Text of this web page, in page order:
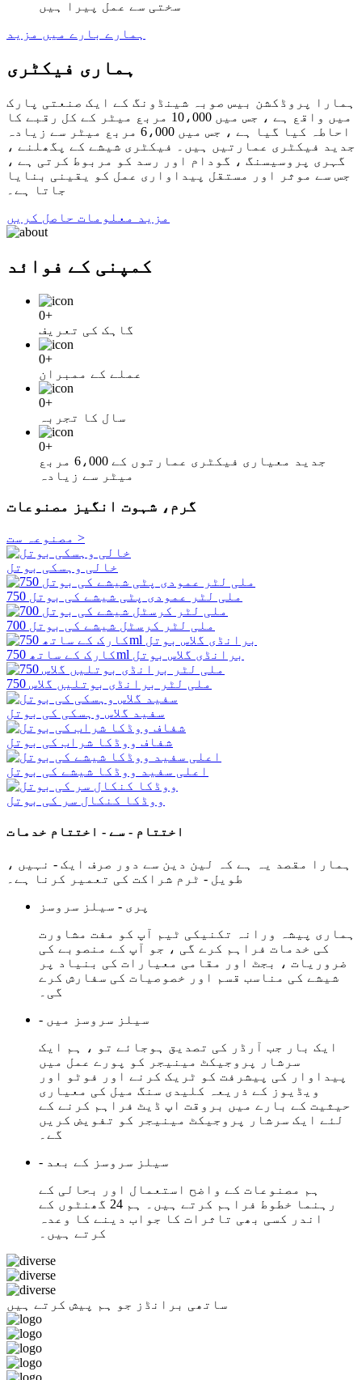
سختی سے عمل پیرا ہیں
ہمارے بارے میں مزید
ہماری فیکٹری
ہمارا پروڈکشن بیس صوبہ شینڈونگ کے ایک صنعتی پارک
میں واقع ہے ، جس میں 10،000 مربع میٹر کے کل رقبے کا
احاطہ کیا گیا ہے ، جس میں 6،000 مربع میٹر سے زیادہ
جدید فیکٹری عمارتیں ہیں۔ فیکٹری شیشے کے پگھلنے ،
گہری پروسیسنگ ، گودام اور رسد کو مربوط کرتی ہے ،
جس سے موثر اور مستقل پیداواری عمل کو یقینی بنایا
جاتا ہے۔
مزید معلومات حاصل کریں
کمپنی کے فوائد
0+
گاہک کی تعریف
0+
عملے کے ممبران
0+
سال کا تجربہ
0+
جدید معیاری فیکٹری عمارتوں کے 6،000 مربع
میٹر سے زیادہ
گرم، شہوت انگیز مصنوعات
مصنوعہ ست >
خالی وہسکی بوتل
750 ملی لٹر عمودی پٹی شیشے کی بوتل
700 ملی لٹر کرسٹل شیشے کی بوتل
کارک کے ساتھ 750ml برانڈی گلاس بوتل
750 ملی لٹر برانڈی بوتلیں گلاس
سفید گلاس وہسکی کی بوتل
شفاف ووڈکا شراب کی بوتل
اعلی سفید ووڈکا شیشے کی بوتل
ووڈکا کنکال سر کی بوتل
اختتام - سے - اختتام خدمات
ہمارا مقصد یہ ہے کہ لین دین سے دور صرف ایک - نہیں ،
طویل - ٹرم شراکت کی تعمیر کرنا ہے۔
پری - سیلز سروسز
ہماری پیشہ ورانہ تکنیکی ٹیم آپ کو مفت مشاورت
کی خدمات فراہم کرے گی ، جو آپ کے منصوبے کی
ضروریات ، بجٹ اور مقامی معیارات کی بنیاد پر
شیشے کی مناسب قسم اور خصوصیات کی سفارش کرے
گی۔
- سیلز سروسز میں
ایک بار جب آرڈر کی تصدیق ہوجائے تو ، ہم ایک
سرشار پروجیکٹ مینیجر کو پورے عمل میں
پیداوار کی پیشرفت کو ٹریک کرنے اور فوٹو اور
ویڈیوز کے ذریعہ کلیدی سنگ میل کی معیاری
حیثیت کے بارے میں بروقت اپ ڈیٹ فراہم کرنے کے
لئے ایک سرشار پروجیکٹ مینیجر کو تفویض کریں
گے۔
- سیلز سروسز کے بعد
ہم مصنوعات کے واضح استعمال اور بحالی کے
رہنما خطوط فراہم کرتے ہیں۔ ہم 24 گھنٹوں کے
اندر کسی بھی تاثرات کا جواب دینے کا وعدہ
کرتے ہیں۔
ساتھی برانڈز جو ہم پیش کرتے ہیں